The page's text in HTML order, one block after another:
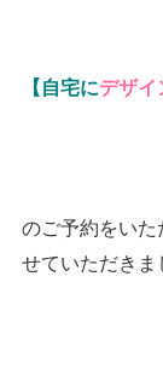
【自宅にデザ
のご予約をい
せていただきま